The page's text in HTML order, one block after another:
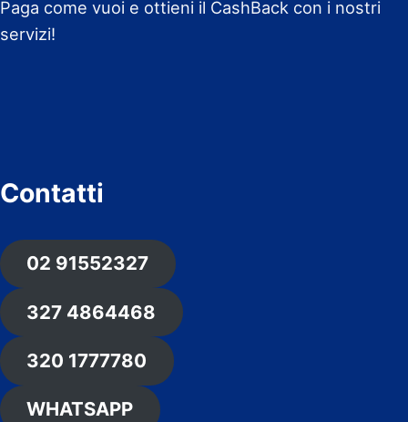
Paga come vuoi e ottieni il CashBack con i nostri
servizi!
Contatti
02 91552327
327 4864468
320 1777780
WHATSAPP